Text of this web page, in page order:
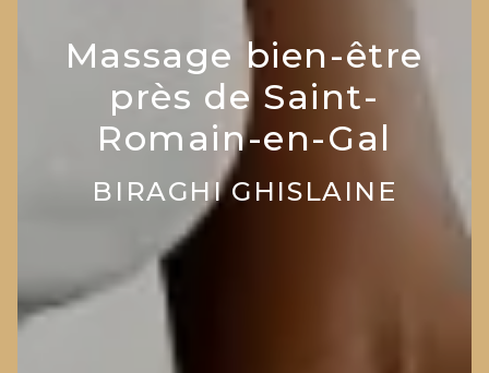
Massage bien-être
près de Saint-
Romain-en-Gal
BIRAGHI GHISLAINE